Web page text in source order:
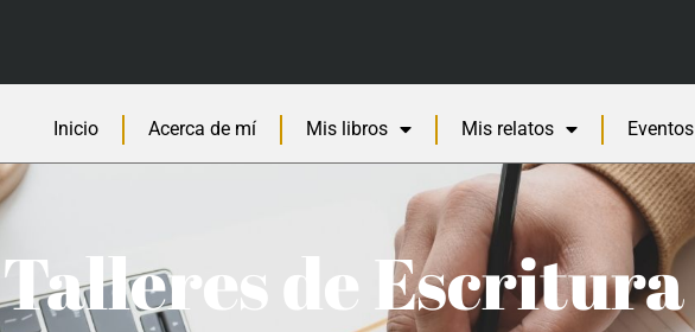
Inicio Acerca de mí Mis libros Mis relatos Eventos
Talleres de Escritura